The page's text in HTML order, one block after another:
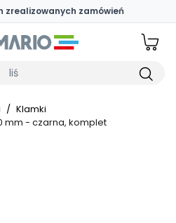
zrealizowanych zamówień
/ Klamki
mm - czarna, komplet